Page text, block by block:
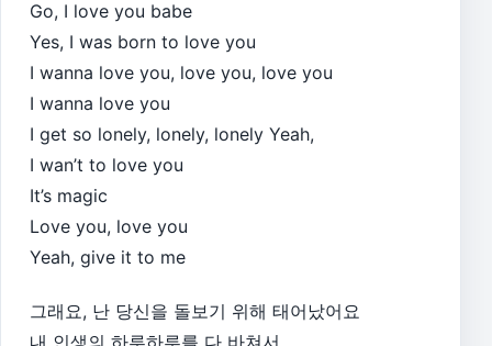
Go, I love you babe
Yes, I was born to love you
I wanna love you, love you, love you
I wanna love you
I get so lonely, lonely, lonely Yeah,
I wan’t to love you
It’s magic
Love you, love you
Yeah, give it to me
그래요, 난 당신을 돌보기 위해 태어났어요